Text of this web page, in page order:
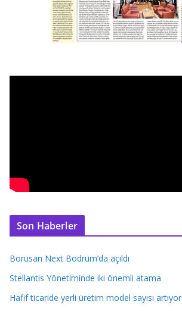
Son Haberler
Borusan Next Bodrum’da açıldı
Stellantis Yönetiminde iki önemli atama
Hafif ticaride yerli üretim model sayısı artıyor